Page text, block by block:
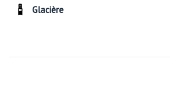
Glacière